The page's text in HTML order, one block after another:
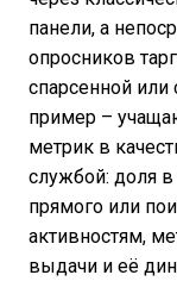
панели, а
опросников
спарсенной
пример –
метрик в
службой: доля в
прямого или
активностям,
выдачи и её